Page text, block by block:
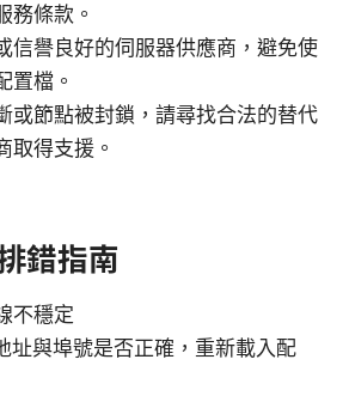
務條款。
信譽良好的伺服器供應商，避免使
置檔。
或節點被封鎖，請尋找合法的替代
取得支援。
錯指南
不穩定
址與埠號是否正確，重新載入配